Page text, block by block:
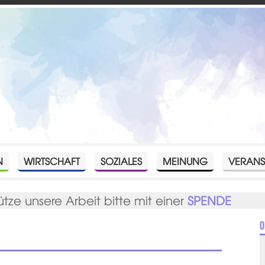
WIRTSCHAFT SOZIALES MEINUNG
unsere Arbeit bitte mit einerSPENDE